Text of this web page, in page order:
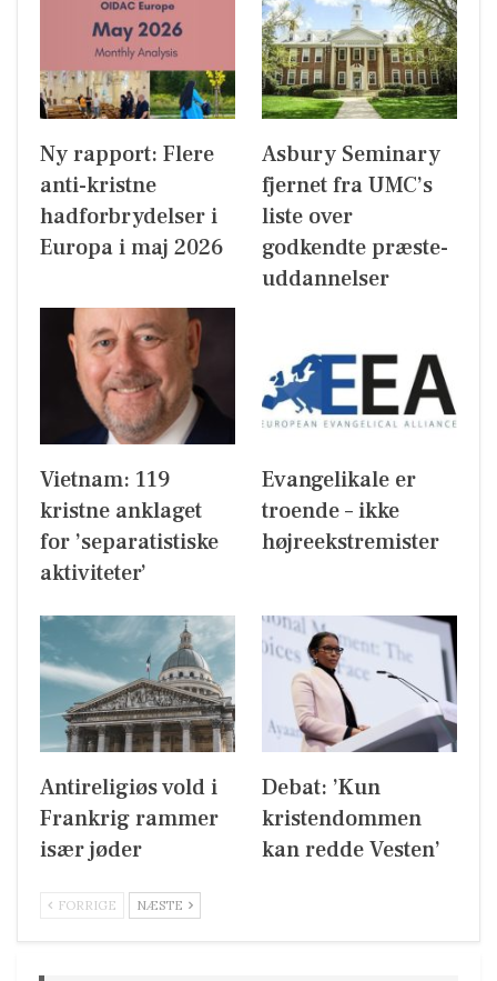
Ny rapport: Flere
anti-kristne
hadforbrydelser i
Europa i maj 2026
Asbury Seminary
fjernet fra UMC’s
liste over
godkendte præste-
uddannelser
Vietnam: 119
kristne anklaget
for ’separatistiske
aktiviteter’
Evangelikale er
troende – ikke
højreekstremister
Antireligiøs vold i
Frankrig rammer
især jøder
Debat: ’Kun
kristendommen
kan redde Vesten’
FORRIGE NÆSTE